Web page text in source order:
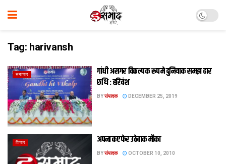
Tag: harivansh
समाचार
गांधी असगर विकल्‍प क रूप मे दुनियाक समझ ढार
छथि : हरिवंश
BYसंपादक DECEMBER 25, 2019
विचार अपना कए फेर उठेबाक मौका
BYसंपादक OCTOBER 10, 2010